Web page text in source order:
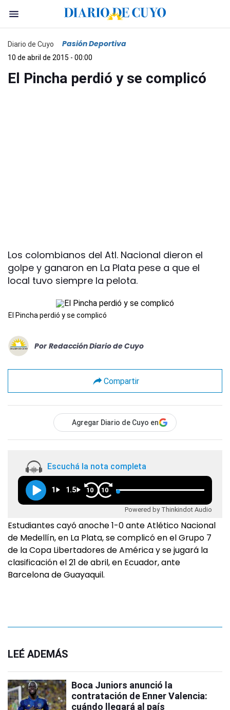
Diario de Cuyo Pasión Deportiva
10 de abril de 2015 - 00:00
El Pincha perdió y se complicó
Los colombianos del Atl. Nacional dieron el
golpe y ganaron en La Plata pese a que el
local tuvo siempre la pelota.
El Pincha perdió y se complicó
Por Redacción Diario de Cuyo
Compartir
Agregar Diario de Cuyo en
Escuchá la nota completa
1 1.5 10 10
Powered by Thinkindot Audio
Estudiantes cayó anoche 1-0 ante Atlético Nacional
de Medellín, en La Plata, se complicó en el Grupo 7
de la Copa Libertadores de América y se jugará la
clasificación el 21 de abril, en Ecuador, ante
Barcelona de Guayaquil.
LEÉ ADEMÁS
Boca Juniors anunció la
contratación de Enner Valencia:
cuándo llegará al país